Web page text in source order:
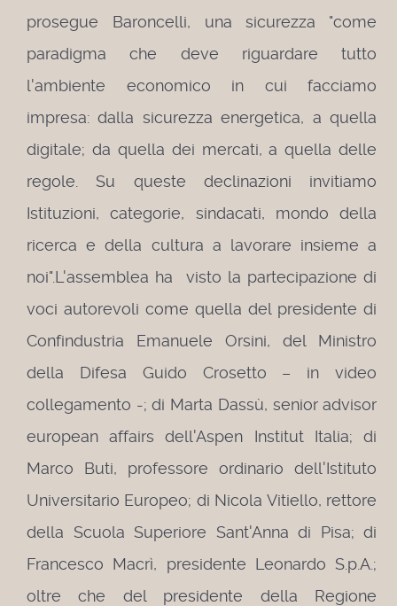
prosegue Baroncelli, una sicurezza "come
paradigma che deve riguardare tutto
l'ambiente economico in cui facciamo
impresa: dalla sicurezza energetica, a quella
digitale; da quella dei mercati, a quella delle
regole. Su queste declinazioni invitiamo
Istituzioni, categorie, sindacati, mondo della
ricerca e della cultura a lavorare insieme a
noi".L'assemblea ha visto la partecipazione di
voci autorevoli come quella del presidente di
Confindustria Emanuele Orsini, del Ministro
della Difesa Guido Crosetto – in video
collegamento -; di Marta Dassù, senior advisor
european affairs dell'Aspen Institut Italia; di
Marco Buti, professore ordinario dell'Istituto
Universitario Europeo; di Nicola Vitiello, rettore
della Scuola Superiore Sant'Anna di Pisa; di
Francesco Macrì, presidente Leonardo S.p.A.;
oltre che del presidente della Regione